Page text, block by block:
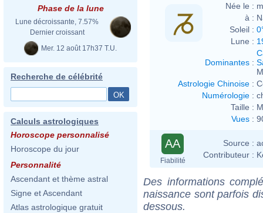
Phase de la lune
Lune décroissante, 7.57%
Dernier croissant
Mer. 12 août 17h37 T.U.
Recherche de célébrité
Calculs astrologiques
Horoscope personnalisé
Horoscope du jour
Personnalité
Ascendant et thème astral
Signe et Ascendant
Atlas astrologique gratuit
Née le :
à :
Soleil :
Lune :
Dominantes :
Astrologie Chinoise :
Numérologie :
Taille :
Vues :
AA
Fiabilité
Source :
Contributeur :
Des informations
naissance sont parfois
dessous.